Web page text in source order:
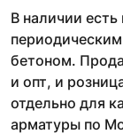
В наличии есть
бетоном.
и опт, и
отдельно для
арматуры по